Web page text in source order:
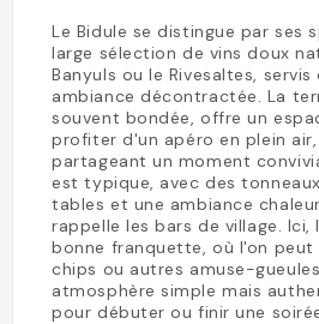
Le Bidule se distingue par ses
large sélection de vins doux
Banyuls ou le Rivesaltes, servis
ambiance décontractée. La
souvent bondée, offre un
profiter d'un apéro en plein
partageant un moment
est typique, avec des
tables et une ambiance
rappelle les bars de village. Ici,
bonne franquette, où l'on peut
chips ou autres amuse-
atmosphère simple mais
pour débuter ou finir une